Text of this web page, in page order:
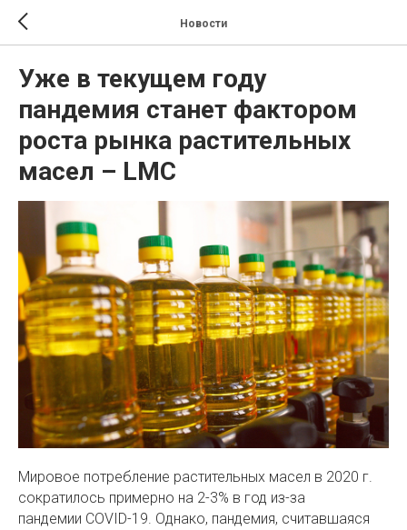
Новости
Уже в текущем году
пандемия станет фактором
роста рынка растительных
масел – LMC
Мировое потребление растительных масел в 2020 г.
сократилось примерно на 2-3% в год из-за
пандемии COVID-19. Однако, пандемия, считавшаяся